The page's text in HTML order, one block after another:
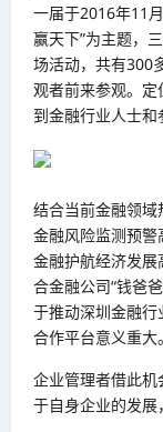
一届于2016年11
赢天下”为主题，
场活动，共有300
观者前来参观。
到金融行业人士和
结合当前金融领
金融风险监测预
金融护航经济发
合金融公司“钱爸
于推动深圳金融
合作平台意义重大。
企业管理者借此
于自身企业的发展